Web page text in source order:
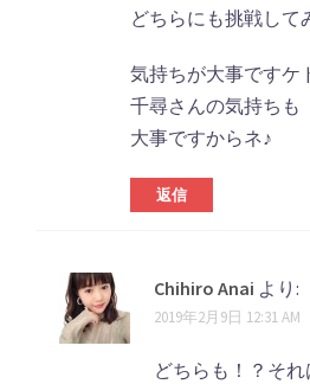
どちらにも挑戦して
気持ちが大事ですケ
千尋さんの気持ちも
大事ですからネ♪
返信
Chihiro Anai より:
2019年2月9日 12:31 AM
どちらも！？それ